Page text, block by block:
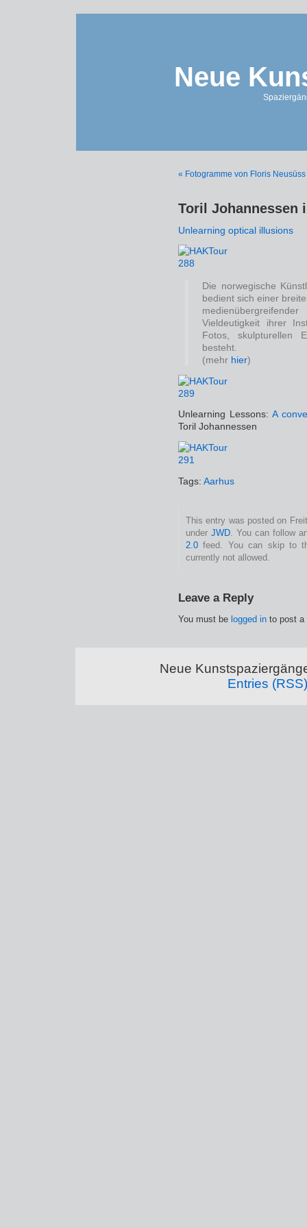
Neue
« Fotogramme von Floris Neusüss
Toril Johannessen
Unlearning optical illusions
Die norwegische
bedient sich einer
Vieldeutigkeit ihrer
Fotos, skulpturellen
besteht.
(mehr hier)
Unlearning Lessons: A
Toril Johannessen
Tags: Aarhus
This entry was posted on
under JWD. You can follow
2.0 feed. You can skip to
currently not allowed.
Leave a Reply
You must be logged in to post a
Neue
Entries (RSS)